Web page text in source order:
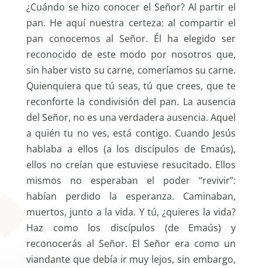
¿Cuándo se hizo conocer el Señor? Al partir el
pan. He aquí nuestra certeza: al compartir el
pan conocemos al Señor. Él ha elegido ser
reconocido de este modo por nosotros que,
sin haber visto su carne, comeríamos su carne.
Quienquiera que tú seas, tú que crees, que te
reconforte la condivisión del pan. La ausencia
del Señor, no es una verdadera ausencia. Aquel
a quién tu no ves, está contigo. Cuando Jesús
hablaba a ellos (a los discípulos de Emaús),
ellos no creían que estuviese resucitado. Ellos
mismos no esperaban el poder “revivir”:
habían perdido la esperanza. Caminaban,
muertos, junto a la vida. Y tú, ¿quieres la vida?
Haz como los discípulos (de Emaús) y
reconocerás al Señor. El Señor era como un
viandante que debía ir muy lejos, sin embargo,